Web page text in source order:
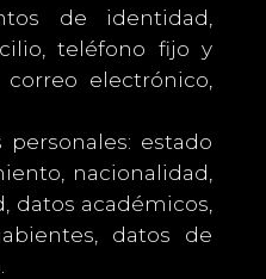
de identidad,
teléfono fijo y
electrónico,
personales: estado
nacionalidad,
datos académicos,
datos de